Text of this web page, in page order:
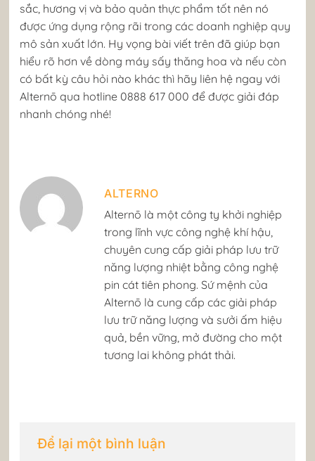
sắc, hương vị và bảo quản thực phẩm tốt nên nó
được ứng dụng rộng rãi trong các doanh nghiệp quy
mô sản xuất lớn. Hy vọng bài viết trên đã giúp bạn
hiểu rõ hơn về dòng máy sấy thăng hoa và nếu còn
có bất kỳ câu hỏi nào khác thì hãy liên hệ ngay với
Alternō qua hotline 0888 617 000 để được giải đáp
nhanh chóng nhé!
ALTERNO
​Alternō là một công ty khởi nghiệp
trong lĩnh vực công nghệ khí hậu,
chuyên cung cấp giải pháp lưu trữ
năng lượng nhiệt bằng công nghệ
pin cát tiên phong. Sứ mệnh của
Alternō là cung cấp các giải pháp
lưu trữ năng lượng và sưởi ấm hiệu
quả, bền vững, mở đường cho một
tương lai không phát thải. ​
Để lại một bình luận